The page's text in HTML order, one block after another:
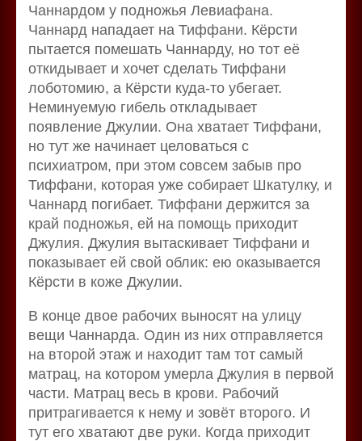
Чаннардом у подножья Левиафана.
Чаннард нападает на Тиффани. Кёрсти
пытается помешать Чаннарду, но тот её
откидывает и хочет сделать Тиффани
лоботомию, а Кёрсти куда-то убегает.
Неминуемую гибель откладывает
появление Джулии. Она хватает Тиффани,
но тут же начинает целоваться с
психиатром, при этом совсем забыв про
Тиффани, которая уже собирает Шкатулку, и
Чаннард погибает. Тиффани держится за
край подножья, ей на помощь приходит
Джулия. Джулия вытаскивает Тиффани и
показывает ей свой облик: ею оказывается
Кёрсти в коже Джулии.
В конце двое рабочих выносят на улицу
вещи Чаннарда. Один из них отправляется
на второй этаж и находит там тот самый
матрац, на котором умерла Джулия в первой
части. Матрац весь в крови. Рабочий
притрагивается к нему и зовёт второго. И
тут его хватают две руки. Когда приходит